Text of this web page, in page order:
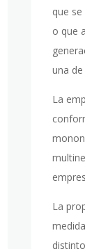
que
o que
una
La
La